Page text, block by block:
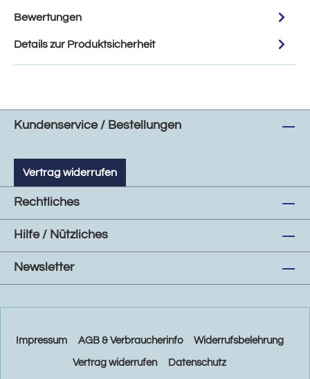
Bewertungen
Details zur Produktsicherheit
Kundenservice / Bestellungen
Vertrag widerrufen
Rechtliches
Hilfe / Nützliches
Newsletter
Impressum AGB & Verbraucherinfo Widerrufsbelehrung
Vertrag widerrufen Datenschutz